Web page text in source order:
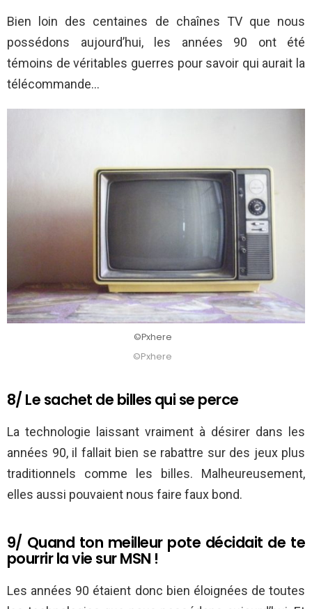
Bien loin des centaines de chaînes TV que nous
possédons aujourd’hui, les années 90 ont été
témoins de véritables guerres pour savoir qui aurait la
télécommande…
©Pxhere
©Pxhere
8/ Le sachet de billes qui se perce
La technologie laissant vraiment à désirer dans les
années 90, il fallait bien se rabattre sur des jeux plus
traditionnels comme les billes. Malheureusement,
elles aussi pouvaient nous faire faux bond.
9/ Quand ton meilleur pote décidait de te
pourrir la vie sur MSN !
Les années 90 étaient donc bien éloignées de toutes